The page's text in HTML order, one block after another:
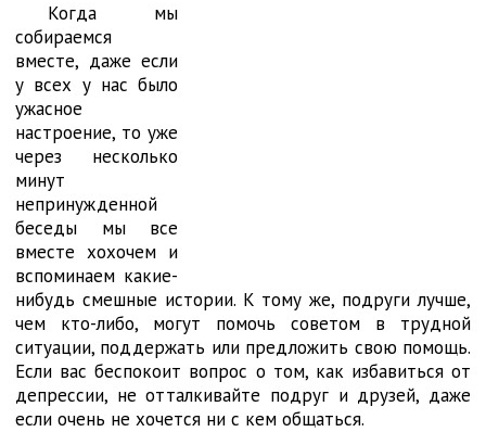
Когда мы
собираемся
вместе, даже если
у всех у нас было
ужасное
настроение, то уже
через несколько
минут
непринужденной
беседы мы все
вместе хохочем и
вспоминаем какие-
нибудь смешные истории. К тому же, подруги лучше,
чем кто-либо, могут помочь советом в трудной
ситуации, поддержать или предложить свою помощь.
Если вас беспокоит вопрос о том, как избавиться от
депрессии, не отталкивайте подруг и друзей, даже
если очень не хочется ни с кем общаться.